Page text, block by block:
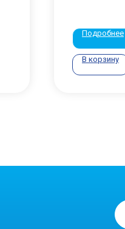
Подробнее
В корзину